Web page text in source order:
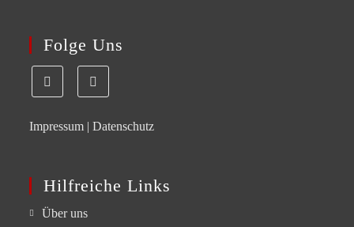
Folge Uns
Impressum |Datenschutz
Hilfreiche Links
Über uns